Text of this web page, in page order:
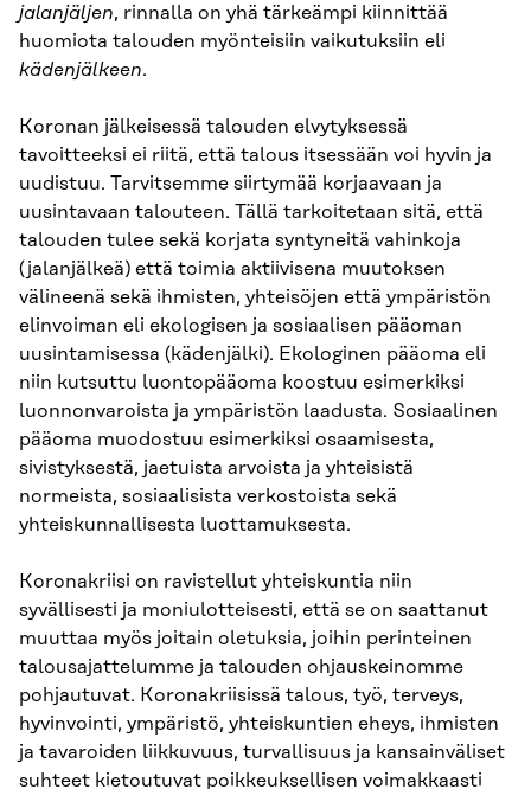
jalanjäljen, rinnalla on yhä tärkeämpi kiinnittää
huomiota talouden myönteisiin vaikutuksiin eli
kädenjälkeen.
Koronan jälkeisessä talouden elvytyksessä
tavoitteeksi ei riitä, että talous itsessään voi hyvin ja
uudistuu. Tarvitsemme siirtymää korjaavaan ja
uusintavaan talouteen. Tällä tarkoitetaan sitä, että
talouden tulee sekä korjata syntyneitä vahinkoja
(jalanjälkeä) että toimia aktiivisena muutoksen
välineenä sekä ihmisten, yhteisöjen että ympäristön
elinvoiman eli ekologisen ja sosiaalisen pääoman
uusintamisessa (kädenjälki). Ekologinen pääoma eli
niin kutsuttu luontopääoma koostuu esimerkiksi
luonnonvaroista ja ympäristön laadusta. Sosiaalinen
pääoma muodostuu esimerkiksi osaamisesta,
sivistyksestä, jaetuista arvoista ja yhteisistä
normeista, sosiaalisista verkostoista sekä
yhteiskunnallisesta luottamuksesta.
Koronakriisi on ravistellut yhteiskuntia niin
syvällisesti ja moniulotteisesti, että se on saattanut
muuttaa myös joitain oletuksia, joihin perinteinen
talousajattelumme ja talouden ohjauskeinomme
pohjautuvat. Koronakriisissä talous, työ, terveys,
hyvinvointi, ympäristö, yhteiskuntien eheys, ihmisten
ja tavaroiden liikkuvuus, turvallisuus ja kansainväliset
suhteet kietoutuvat poikkeuksellisen voimakkaasti